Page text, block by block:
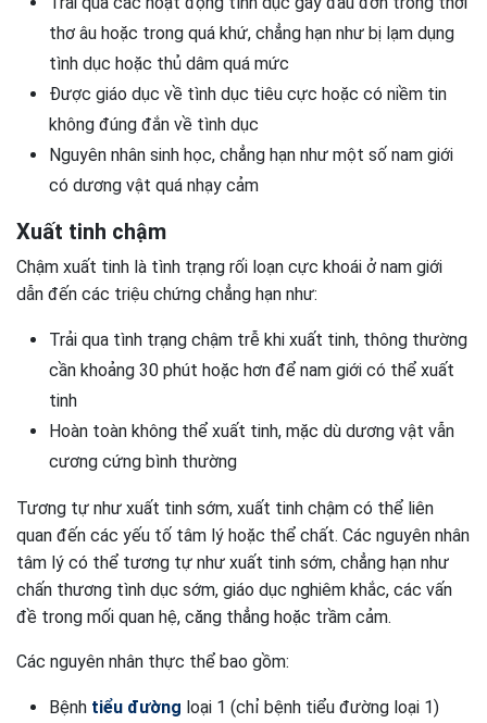
thơ âu hoặc trong quá khứ, chẳng hạn như bị lạm dụng
tình dục hoặc thủ dâm quá mức
Được giáo dục về tình dục tiêu cực hoặc có niềm tin
không đúng đắn về tình dục
Nguyên nhân sinh học, chẳng hạn như một số nam giới
có dương vật quá nhạy cảm
Xuất tinh chậm
Chậm xuất tinh là tình trạng rối loạn cực khoái ở nam giới
dẫn đến các triệu chứng chẳng hạn như:
Trải qua tình trạng chậm trễ khi xuất tinh, thông thường
cần khoảng 30 phút hoặc hơn để nam giới có thể xuất
tinh
Hoàn toàn không thể xuất tinh, mặc dù dương vật vẫn
cương cứng bình thường
Tương tự như xuất tinh sớm, xuất tinh chậm có thể liên
quan đến các yếu tố tâm lý hoặc thể chất. Các nguyên nhân
tâm lý có thể tương tự như xuất tinh sớm, chẳng hạn như
chấn thương tình dục sớm, giáo dục nghiêm khắc, các vấn
đề trong mối quan hệ, căng thẳng hoặc trầm cảm.
Các nguyên nhân thực thể bao gồm:
Bệnh tiểu đường loại 1 (chỉ bệnh tiểu đường loại 1)